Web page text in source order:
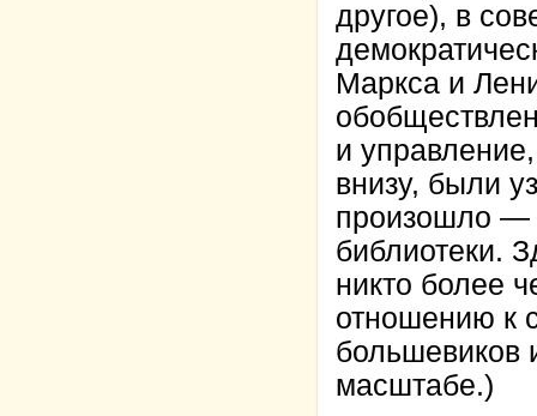
другое), в
Маркса и
и
внизу, были
произошло —
библиотеки.
никто более
отношению к
большевиков
масштабе.)